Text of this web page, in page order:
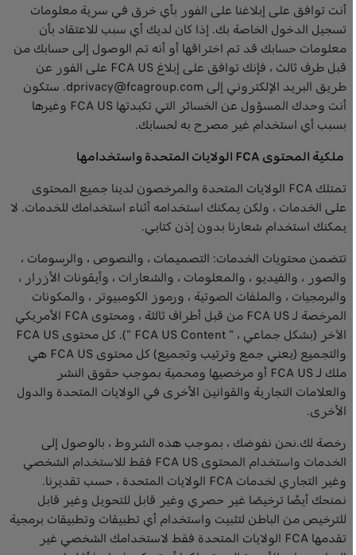
أنت توافق على إبلاغنا على الفور بأي خرق في سرية معلومات
تسجيل الدخول الخاصة بك. إذا كان لديك أي سبب للاعتقاد بأن
معلومات حسابك قد تم اختراقها أو أنه تم الوصول إلى حسابك من
قبل طرف ثالث ، فإنك توافق على إبلاغ FCA US على الفور عن
طريق البريد الإلكتروني إلى dprivacy@fcagroup.com. ستكون
أنت وحدك المسؤول عن الخسائر التي تكبدتها FCA US وغيرها
بسبب أي استخدام غير مصرح به لحسابك.
ملكية المحتوى FCA الولايات المتحدة واستخدامها
تمتلك FCA الولايات المتحدة والمرخصون لدينا جميع المحتوى
على الخدمات ، ولكن يمكنك استخدامه أثناء استخدامك للخدمات. لا
يمكنك استخدام شعارنا بدون إذن كتابي.
تتضمن محتويات الخدمات: التصميمات ، والنصوص ، والرسومات ،
والصور ، والفيديو ، والمعلومات ، والشعارات ، وأيقونات الأزرار ،
والبرمجيات ، والملفات الصوتية ، ورموز الكومبيوتر ، والمكونات
المرخصة لـ FCA US من قبل أطراف ثالثة ، ومحتوى FCA الأمريكي
الآخر (بشكل جماعي ، " FCA US Content "). كل محتوى FCA US
والتجميع (يعني جمع وترتيب وتجميع) كل محتوى FCA US هي
ملك لـ FCA US أو مرخصيها ومحمية بموجب حقوق النشر
والعلامات التجارية والقوانين الأخرى في الولايات المتحدة والدول
الأخرى.
رخصة لك.نحن نفوضك ، بموجب هذه الشروط ، بالوصول إلى
الخدمات واستخدام المحتوى FCA US فقط للاستخدام الشخصي
وغير التجاري لخدمات FCA الولايات المتحدة ، حسب تقديرنا.
نمنحك أيضًا ترخيصًا غير حصري وغير قابل للتحويل وغير قابل
للترخيص من الباطن لتثبيت واستخدام أي تطبيقات وتطبيقات برمجية
تقدمها FCA الولايات المتحدة فقط لاستخدامك الشخصي غير